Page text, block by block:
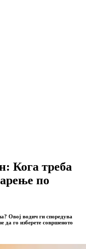
Кога треба
по
Овој водич ги споредува
да го изберете совршеното